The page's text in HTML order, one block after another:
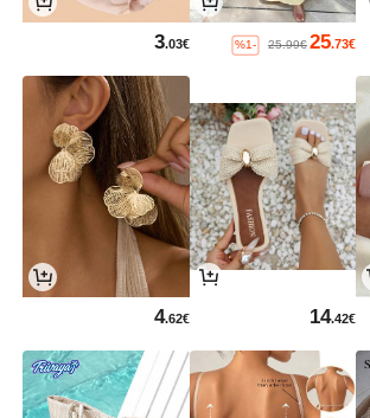
25.73€
25.99€
%1-
3.03€
14.42€
4.62€